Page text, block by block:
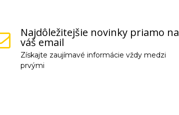
Najdôležitejšie novinky priamo na
váš email
Získajte zaujímavé informácie vždy medzi
prvými